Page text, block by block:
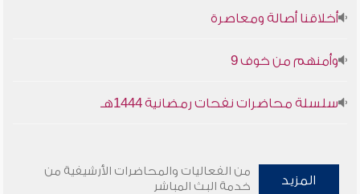
أخلاقنا أصالة ومعاصرة
وأمنهم من خوف 9
سلسلة محاضرات نفحات رمضانية 1444هـ
المزيد
من الفعاليات والمحاضرات الأرشيفية من
خدمة البث المباشر